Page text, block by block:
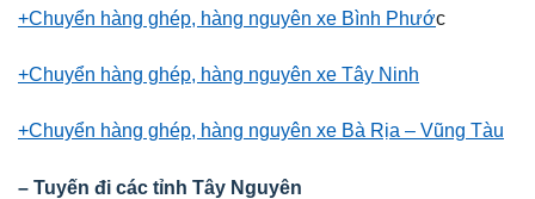
+Chuyển hàng ghép, hàng nguyên xe Bình Phước
+Chuyển hàng ghép, hàng nguyên xe Tây Ninh
+Chuyển hàng ghép, hàng nguyên xe Bà Rịa – Vũng Tàu
– Tuyến đi các tỉnh Tây Nguyên